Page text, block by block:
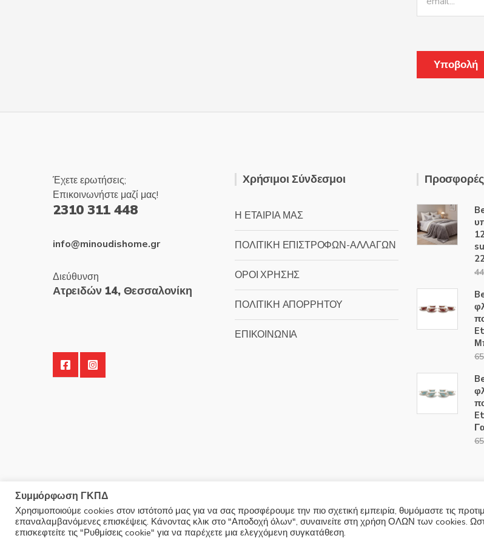
Έχετε ερωτήσεις;
Επικοινωνήστε μαζί μας!
2310 311 448
info@minoudishome.gr
Διεύθυνση
Ατρειδών 14, Θεσσαλονίκη
Χρήσιμοι Σύνδεσμοι
Η ΕΤΑΙΡΙΑ ΜΑΣ
ΠΟΛΙΤΙΚΗ ΕΠΙΣΤΡΟΦΩΝ-ΑΛΛΑΓΩΝ
ΟΡΟΙ ΧΡΗΣΗΣ
ΠΟΛΙΤΙΚΗ ΑΠΟΡΡΗΤΟΥ
ΕΠΙΚΟΙΝΩΝΙΑ
Προσφορές
© 2025 Minoudis Home. All Rights Reserved
Συμμόρφωση ΓΚΠΔ
Χρησιμοποιούμε cookies στον ιστότοπό μας για να σας προσφέρουμε την πιο σχετική εμπειρία, θυμόμαστε τις
επαναλαμβανόμενες επισκέψεις. Κάνοντας κλικ στο "Αποδοχή όλων", συναινείτε στη χρήση ΟΛΩΝ των cookies.
επισκεφτείτε τις "Ρυθμίσεις cookie" για να παρέχετε μια ελεγχόμενη συγκατάθεση.